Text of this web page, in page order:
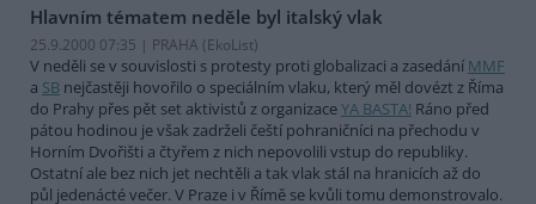
Hlavním tématem neděle byl italský vlak
25.9.2000 07:35 | PRAHA (EkoList)
V neděli se v souvislosti s protesty proti globalizaci a zasedání MMF
a SB nejčastěji hovořilo o speciálním vlaku, který měl dovézt z Říma
do Prahy přes pět set aktivistů z organizaceYA BASTA! Ráno před
pátou hodinou je však zadrželi čeští pohraničníci na přechodu v
Horním Dvořišti a čtyřem z nich nepovolili vstup do republiky.
Ostatní ale bez nich jet nechtěli a tak vlak stál na hranicích až do
půl jedenácté večer. V Praze i v Římě se kvůli tomu demonstrovalo.